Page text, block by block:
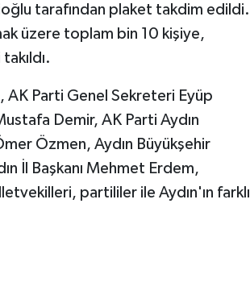
tarafından plaket takdim edildi.
üzere toplam bin 10 kişiye,
AK Parti Genel Sekreteri Eyüp
Demir, AK Parti Aydın
Özmen, Aydın Büyükşehir
İl Başkanı Mehmet Erdem,
partililer ile Aydın'ın farklı